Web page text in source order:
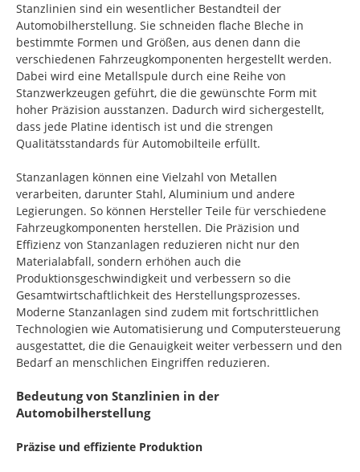
Stanzlinien sind ein wesentlicher Bestandteil der
Automobilherstellung. Sie schneiden flache Bleche in
bestimmte Formen und Größen, aus denen dann die
verschiedenen Fahrzeugkomponenten hergestellt werden.
Dabei wird eine Metallspule durch eine Reihe von
Stanzwerkzeugen geführt, die die gewünschte Form mit
hoher Präzision ausstanzen. Dadurch wird sichergestellt,
dass jede Platine identisch ist und die strengen
Qualitätsstandards für Automobilteile erfüllt.
Stanzanlagen können eine Vielzahl von Metallen
verarbeiten, darunter Stahl, Aluminium und andere
Legierungen. So können Hersteller Teile für verschiedene
Fahrzeugkomponenten herstellen. Die Präzision und
Effizienz von Stanzanlagen reduzieren nicht nur den
Materialabfall, sondern erhöhen auch die
Produktionsgeschwindigkeit und verbessern so die
Gesamtwirtschaftlichkeit des Herstellungsprozesses.
Moderne Stanzanlagen sind zudem mit fortschrittlichen
Technologien wie Automatisierung und Computersteuerung
ausgestattet, die die Genauigkeit weiter verbessern und den
Bedarf an menschlichen Eingriffen reduzieren.
Bedeutung von Stanzlinien in der
Automobilherstellung
Präzise und effiziente Produktion